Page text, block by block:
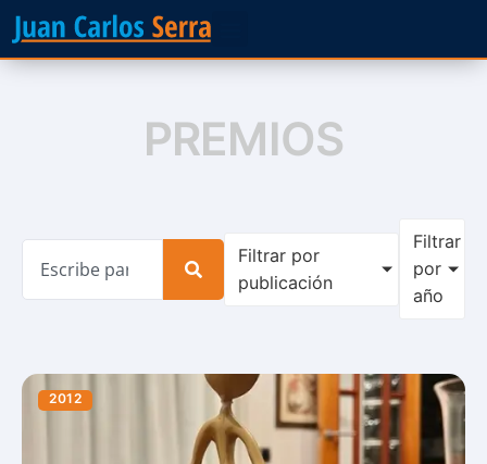
PREMIOS
Filtrar por
publicación
Filtrar
por
año
2012